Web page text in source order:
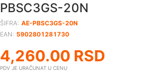
PBSC3GS-20N
ŠIFRA: AE-PBSC3GS-20N
EAN: 5902801281730
4,260.00 RSD
PDV JE URAČUNAT U CENU